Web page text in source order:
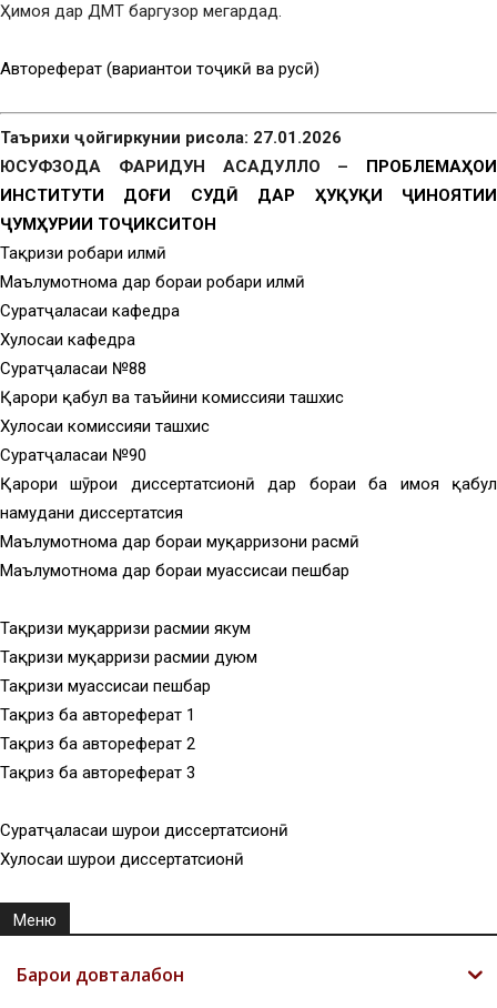
Ҳимоя дар ДМТ баргузор мегардад.
Автореферат (вариантҳои тоҷикӣ ва русӣ)
Таърихи ҷойгиркунии рисола: 27.01.2026
ЮСУФЗОДА ФАРИДУН АСАДУЛЛО – ПРОБЛЕМАҲОИ
ИНСТИТУТИ ДОҒИ СУДӢ ДАР ҲУҚУҚИ ҶИНОЯТИИ
ҶУМҲУРИИ ТОҶИКСИТОН
Тақризи роҳбари илмӣ
Маълумотнома дар бораи роҳбари илмӣ
Суратҷаласаи кафедра
Хулосаи кафедра
Суратҷаласаи №88
Қарори қабул ва таъйини комиссияи ташхис
Хулосаи комиссияи ташхис
Суратҷаласаи №90
Қарори шӯрои диссертатсионӣ дар бораи ба ҳимоя қабул
намудани диссертатсия
Маълумотнома дар бораи муқарризони расмӣ
Маълумотнома дар бораи муассисаи пешбар
Тақризи муқарризи расмии якум
Тақризи муқарризи расмии дуюм
Тақризи муассисаи пешбар
Тақриз ба автореферат 1
Тақриз ба автореферат 2
Тақриз ба автореферат 3
Суратҷаласаи шурои диссертатсионӣ
Хулосаи шурои диссертатсионӣ
Меню
Барои довталабон